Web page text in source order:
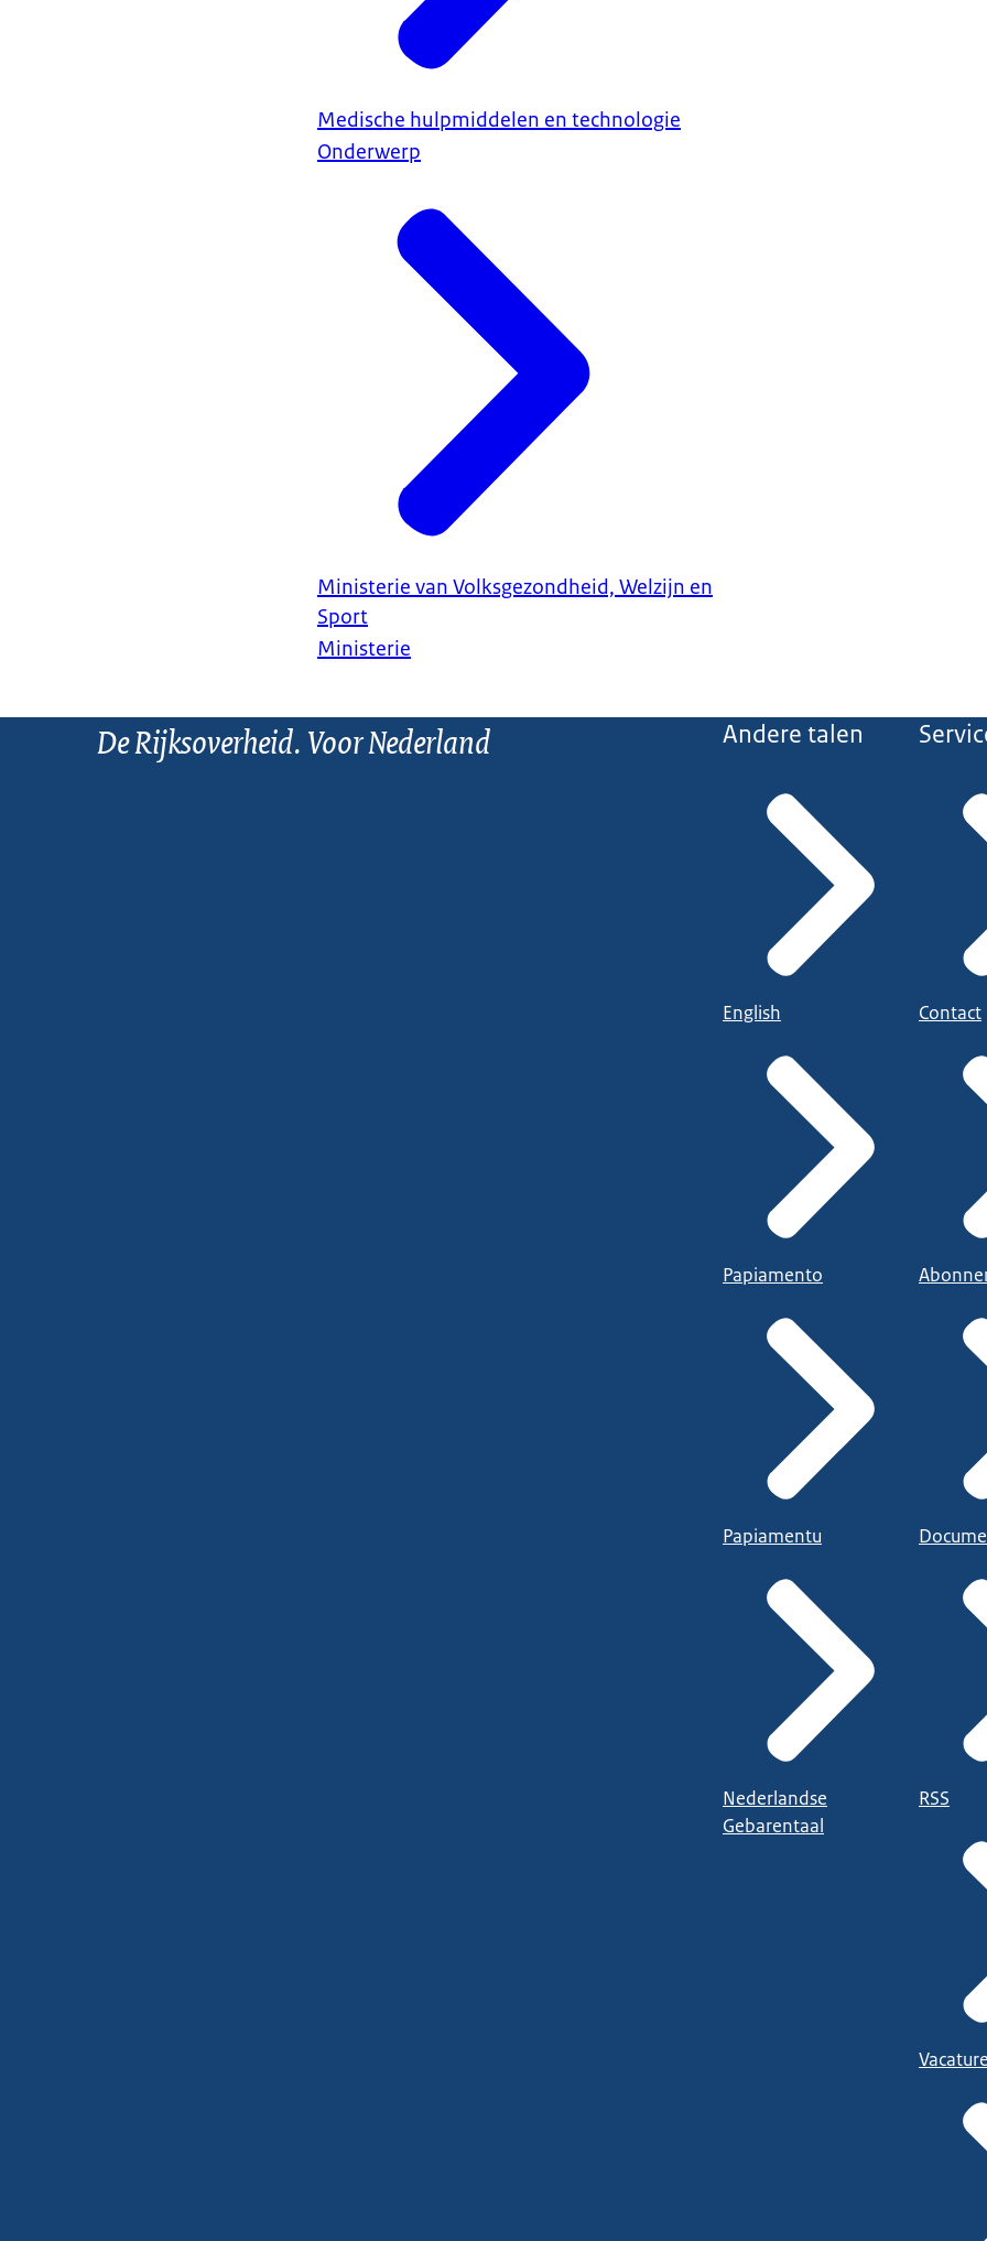
Medische hulpmiddelen en technologie
Onderwerp
Ministerie van Volksgezondheid, Welzijn en
Sport
Ministerie
De Rijksoverheid. Voor Nederland Andere talen
English
Papiamento
Papiamentu
Nederlandse
Gebarentaal
Contact
RSS